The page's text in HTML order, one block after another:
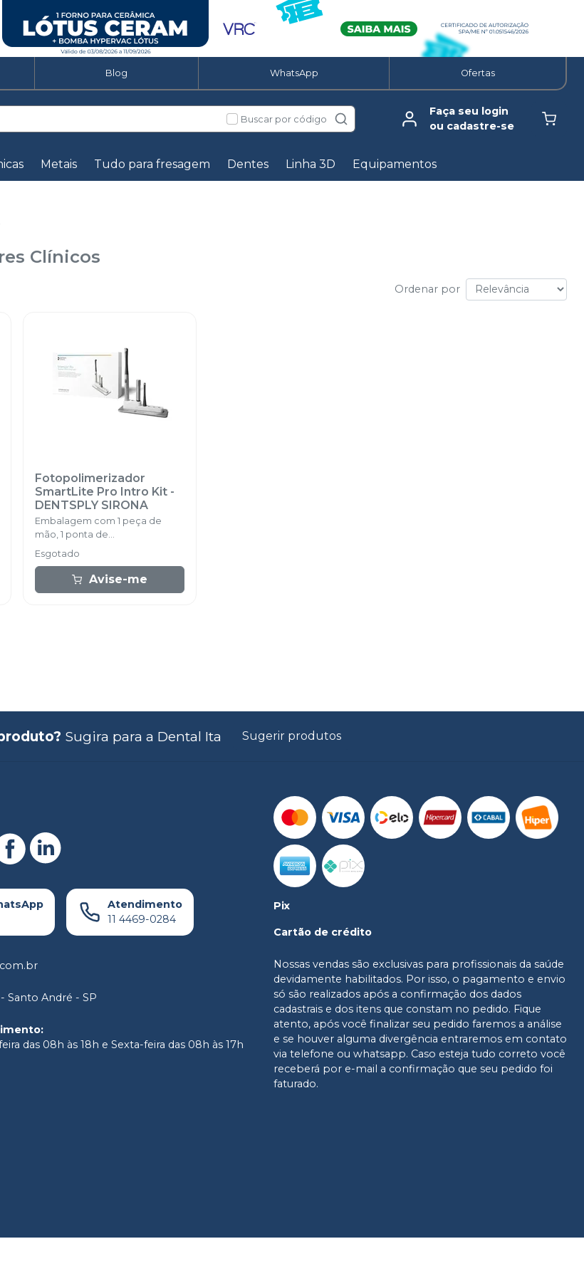
Blog WhatsApp Ofertas
Buscar por código
Faça seu login
ou cadastre-se
Metais Tudo para fresagem Dentes Linha 3D Equipamentos
Clínicos
Ordenar por
Fotopolimerizador
SmartLite Pro Intro Kit -
DENTSPLY SIRONA
Embalagem com 1 peça de
mão, 1 ponta de
fotopolimerização, 1 ponta de
transiluminação, 2 baterias, 1
base de carregamento e
acessórios.
Esgotado
Avise-me
Sugira para a Dental Ita Sugerir produtos
Atendimento
11 4469-0284
Santo André - SP
:
das 08h às 18h e Sexta-feira das 08h às 17h
Pix
Cartão de crédito
Nossas vendas são exclusivas para profissionais da saúde
devidamente habilitados. Por isso, o pagamento e envio
só são realizados após a confirmação dos dados
cadastrais e dos itens que constam no pedido. Fique
atento, após você finalizar seu pedido faremos a análise
e se houver alguma divergência entraremos em contato
via telefone ou whatsapp. Caso esteja tudo correto você
receberá por e-mail a confirmação que seu pedido foi
faturado.